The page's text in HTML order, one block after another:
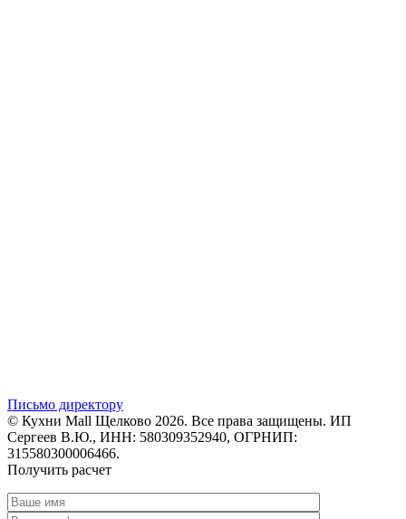
Письмо директору
© Кухни Mall Щелково 2026. Все права защищены. ИП
Сергеев В.Ю., ИНН: 580309352940, ОГРНИП:
315580300006466.
Получить расчет